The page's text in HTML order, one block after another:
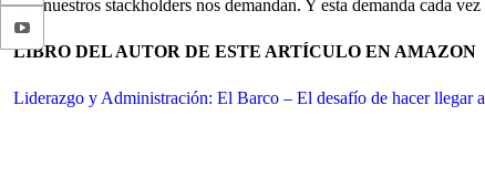
que nuestros stackholders nos demandan. Y esta demanda cada
LIBRO DEL AUTOR DE ESTE ARTÍCULO EN AMAZON
Liderazgo y Administración: El Barco – El desafío de hacer llegar